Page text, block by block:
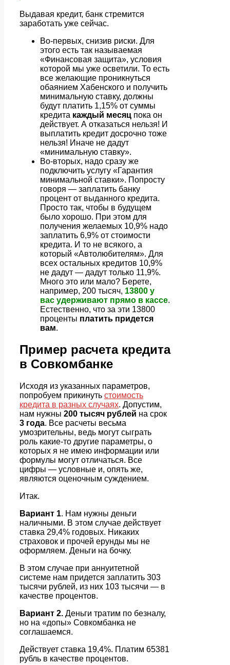
Выдавая кредит, банк стремится
заработать уже сейчас.
Во-первых, снизив риски. Для
этого есть так называемая
«Финансовая защита», условия
которой мы уже осветили. То есть
все желающие проникнуться
обаянием Хабенского и получить
минимальную ставку, должны
будут платить 1,15% от суммы
кредита каждый месяц пока он
действует. А отказаться нельзя! И
выплатить кредит досрочно тоже
нельзя! Иначе не дадут
«минимальную ставку».
Во-вторых, надо сразу же
подключить услугу «Гарантия
минимальной ставки». Попросту
говоря — заплатить банку
процент от выданного кредита.
Просто так, чтобы в будущем
было хорошо. При этом для
получения желаемых 10,9% надо
заплатить 6,9% от стоимости
кредита. И то не всякого, а
который «Автолюбителям». Для
всех остальных кредитов 10,9%
не дадут — дадут только 11,9%.
Много это или мало? Берете,
например, 200 тысяч, 13800 у
вас удерживают прямо в кассе.
Естественно, что за эти 13800
проценты платить придется
вам.
Пример расчета кредита
в Совкомбанке
Исходя из указанных параметров,
попробуем прикинуть стоимость
кредита в разных случаях. Допустим,
нам нужны 200 тысяч рублей на срок
3 года. Все расчеты весьма
умозрительны, ведь могут сыграть
роль какие-то другие параметры, о
которых я не имею информации или
формулы могут отличаться. Все
цифры — условные и, опять же,
являются оценочным суждением.
Итак.
Вариант 1. Нам нужны деньги
наличными. В этом случае действует
ставка 29,4% годовых. Никаких
страховок и прочей ерунды мы не
оформляем. Деньги на бочку.
В этом случае при аннуитетной
системе нам придется заплатить 303
тысячи рублей, из них 103 тысячи — в
качестве процентов.
Вариант 2. Деньги тратим по безналу,
но на «допы» Совкомбанка не
соглашаемся.
Действует ставка 19,4%. Платим 65381
рубль в качестве процентов.